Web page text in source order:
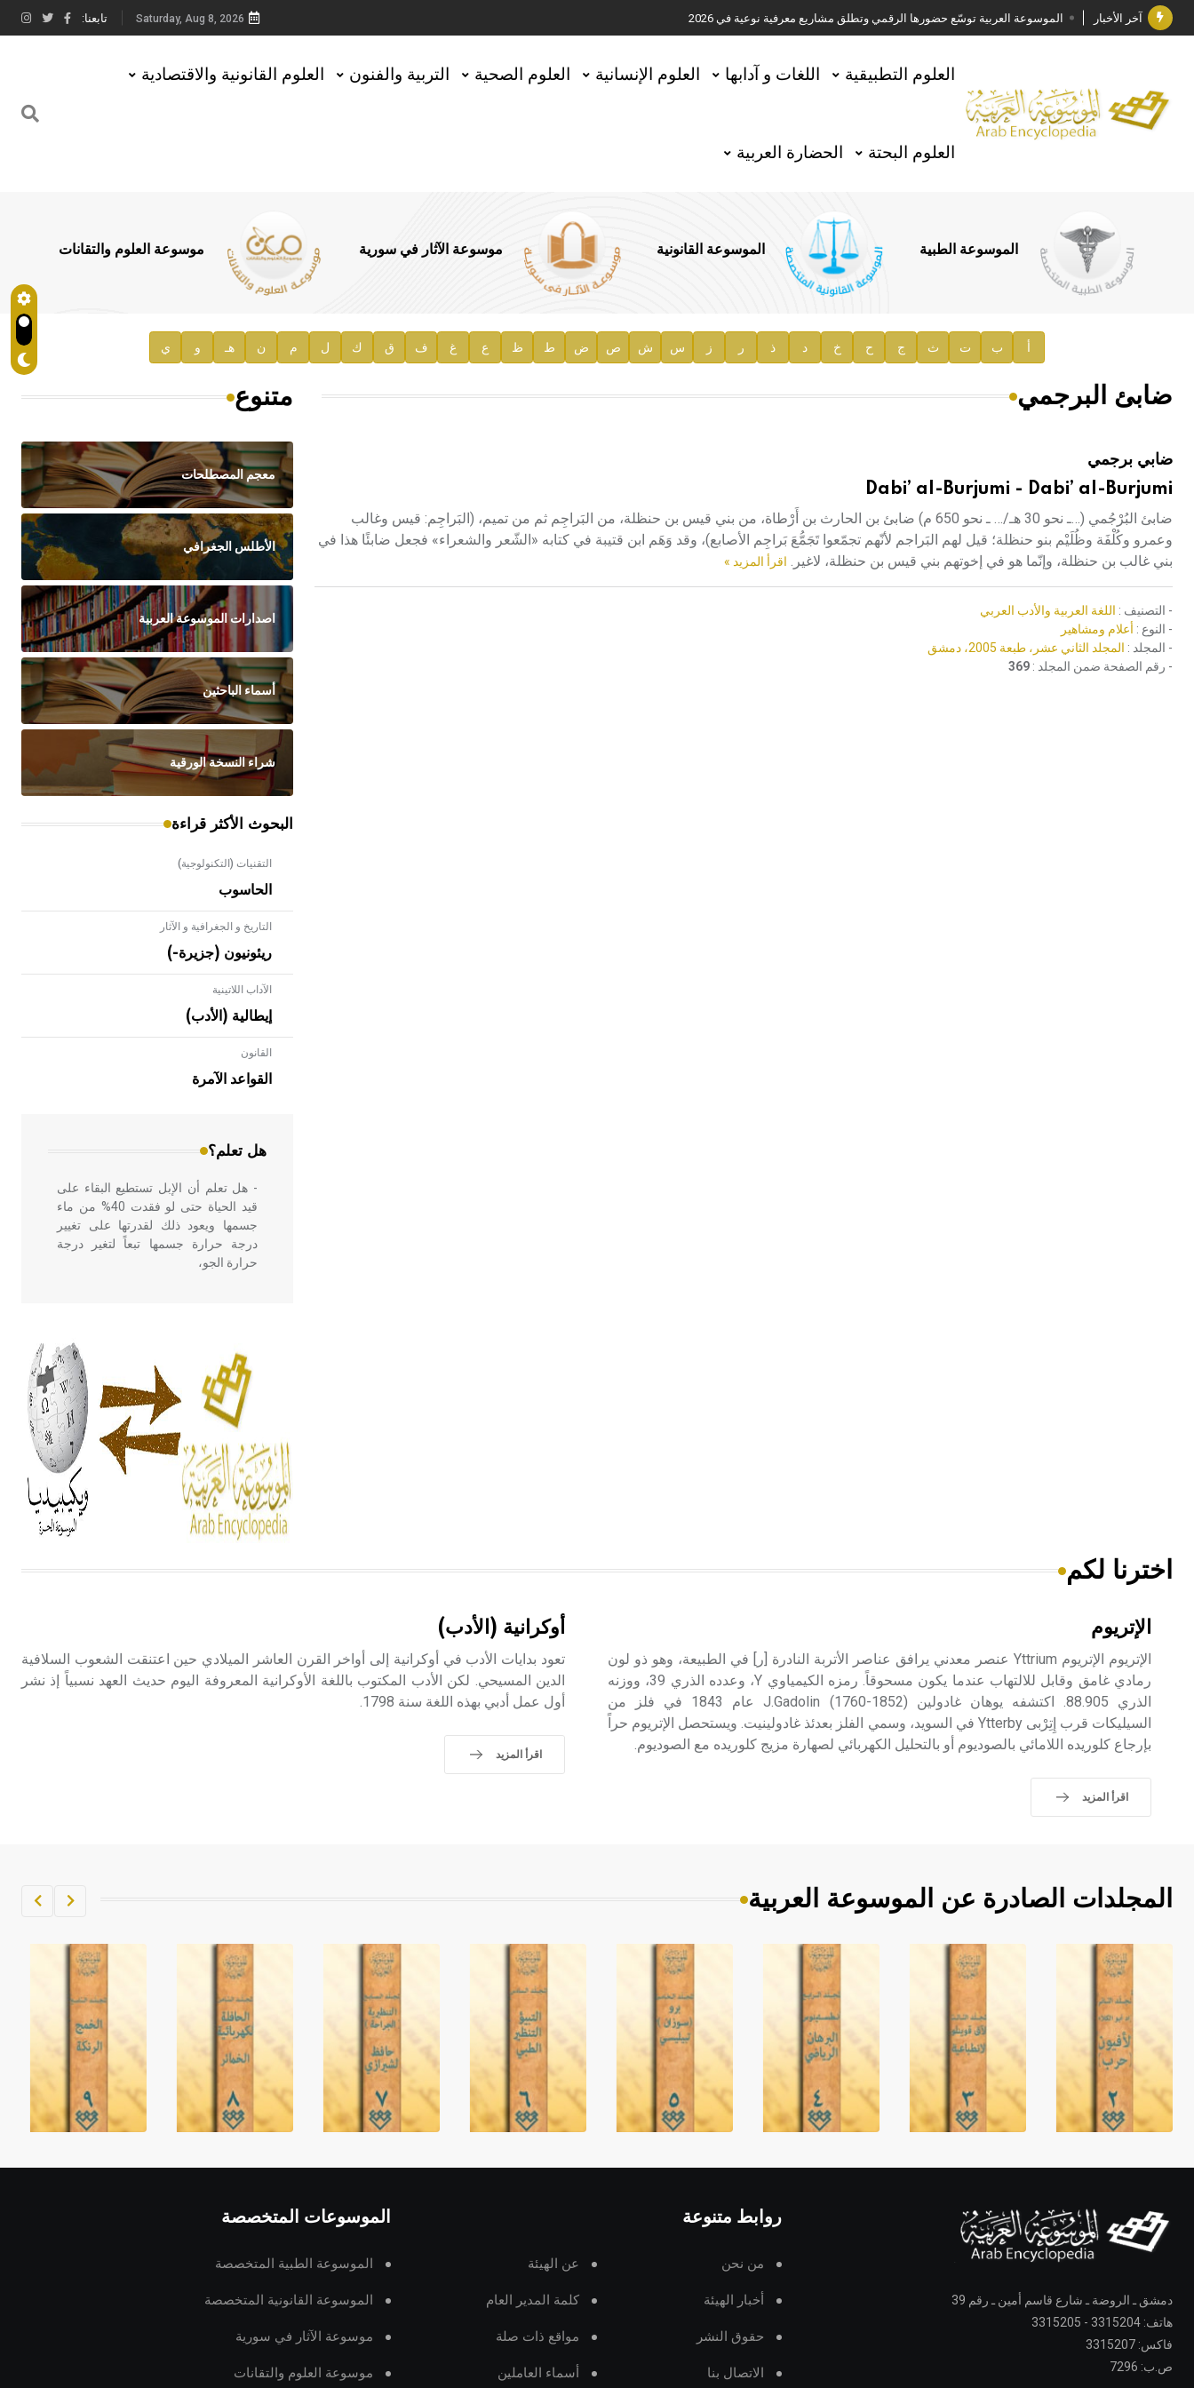
آخر الأخبار الموسوعة العربية توسّع حضورها الرقمي وتطلق مشاريع معرفية نوعية في 2026
جائزة مجمع الملك سلمان العالمي للغة العربية 2025
الأستاذ إياد خالد الطباع مدير عام لهيئة الموسوعة العربية
السيد محمد ياسين صالح وزيرا للثقافة
توصيات مجلس الإدارة
صدور المجلد السابع من موسوعة الآثار في سورية
إعلان..
هيئة الموسوعة العربية تطلق موسوعات جديدة في عام 2026
Saturday, Aug 8, 2026 تابعنا:
العلوم التطبيقية اللغات و آدابها العلوم الإنسانية العلوم الصحية التربية والفنون العلوم القانونية والاقتصادية
العلوم البحتة الحضارة العربية
الموسوعة الطبية الموسوعة القانونية موسوعة الآثار في سورية موسوعة العلوم والتقانات
أ ب ت ث ج ح خ د ذ ر ز س ش ص ض ط ظ ع غ ف ق ك ل م ن هـ و ي
ضابئ البرجمي
ضابي برجمي
Dabi’ al-Burjumi - Dabi’ al-Burjumi
ضابئ البُرْجُمي (…ـ نحو 30 هـ/… ـ نحو 650 م) ضابئ بن الحارث بن أَرْطاة، من بني قيس بن حنظلة، من البَراجِم ثم من تميم، (البَراجِم: قيس وغالب
وعمرو وكُلْفَة وظُلَيْم بنو حنظلة؛ قيل لهم البَراجم لأنّهم تجمّعوا تَجَمُّعَ بَراجِم الأصابع)، وقد وَهَم ابن قتيبة في كتابه «الشّعر والشعراء» فجعل ضابئًا هذا في
بني غالب بن حنظلة، وإنّما هو في إخوتهم بني قيس بن حنظلة، لاغير. اقرأ المزيد »
- التصنيف : اللغة العربية والأدب العربي
- النوع : أعلام ومشاهير
- المجلد : المجلد الثاني عشر، طبعة 2005، دمشق
- رقم الصفحة ضمن المجلد : 369
متنوع
معجم المصطلحات
الأطلس الجغرافي
اصدارات الموسوعة العربية
أسماء الباحثين
شراء النسخة الورقية
البحوث الأكثر قراءة
التقنيات (التكنولوجية)
الحاسوب
التاريخ و الجغرافية و الآثار
ريئونيون (جزيرة-)
الآداب اللاتينية
إيطالية (الأدب)
القانون
القواعد الآمرة
هل تعلم؟
- هل تعلم أن الأبلق نوع من الفنون
الهندسية التي ارتبطت بالعمارة الإسلامية
في بلاد الشام ومصر خاصة، حيث يحرص
- هل تعلم أن الإبل تستطيع البقاء على
قيد الحياة حتى لو فقدت 40% من ماء
جسمها ويعود ذلك لقدرتها على تغيير
درجة حرارة جسمها تبعاً لتغير درجة
حرارة الجو،
أربعة مؤلفات هي: الحكم، الأدلة، تنظيم
التغذية، ورسالته في جروح الرأس.
ويعود له الفضل بأنه حرر الطب من
الدين والفلسفة.
- هل تعلم أن المرجان إفراز حيواني
يتكون في البحر ويتركب من مادة
كربونات الكلسيوم، وهو أحمر أو شديد
الحمرة وهو أجود أنواعه، ويمتاز بكبر
الحجم ويسمى الش
الإنكليزية أب
حيث تقتصر القيمة الصوتية للعلامة الك
اخترنا لكم
الإتريوم
الإتريوم الإتريوم Yttrium عنصر معدني يرافق عناصر الأتربة النادرة [ر] في الطبيعة، وهو ذو لون
رمادي غامق وقابل للالتهاب عندما يكون مسحوقاً. رمزه الكيمياوي Y، وعدده الذري 39، ووزنه
الذري 88.905. اكتشفه يوهان غادولين J.Gadolin (1760-1852) عام 1843 في فلز من
السيليكات قرب إِتِرْبى Ytterby في السويد، وسمي الفلز بعدئذ غادولينيت. ويستحصل الإتريوم حراً
بإرجاع كلوريده اللامائي بالصوديوم أو بالتحليل الكهربائي لصهارة مزيج كلوريده مع الصوديوم.
اقرأ المزيد
أوكرانية (الأدب)
تعود بدايات الأدب في أوكرانية إلى أواخر القرن العاشر الميلادي حين اعتنقت الشعوب السلافية
الدين المسيحي. لكن الأدب المكتوب باللغة الأوكرانية المعروفة اليوم حديث العهد نسبياً إذ نشر
أول عمل أدبي بهذه اللغة سنة 1798.
اقرأ المزيد
المجلدات الصادرة عن الموسوعة العربية
دمشق ـ الروضة ـ شارع قاسم أمين ـ رقم 39
هاتف: 3315204 - 3315205
فاكس: 3315207
ص.ب: 7296
روابط متنوعة
من نحن عن الهيئة
أخبار الهيئة كلمة المدير العام
حقوق النشر مواقع ذات صلة
الاتصال بنا أسماء العاملين
الموسوعات المتخصصة
الموسوعة الطبية المتخصصة
الموسوعة القانونية المتخصصة
موسوعة الآثار في سورية
موسوعة العلوم والتقانات